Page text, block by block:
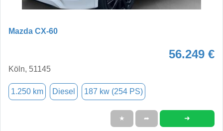
Mazda CX-60
56.249 €
Köln, 51145
1.250 km Diesel 187 kw (254 PS)
★ ➦ ➜